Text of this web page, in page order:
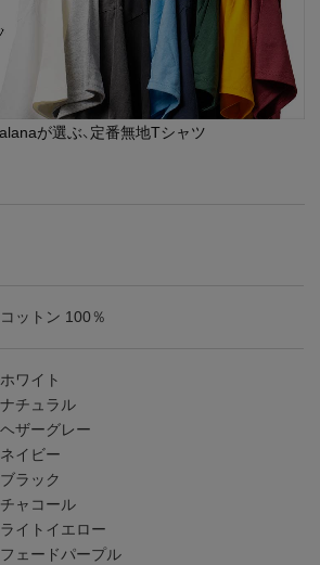
が選ぶ、定番無地Tシャツ
コットン 100％
ホワイト
ナチュラル
ヘザーグレー
ネイビー
ブラック
チャコール
ライトイエロー
フェードパープル